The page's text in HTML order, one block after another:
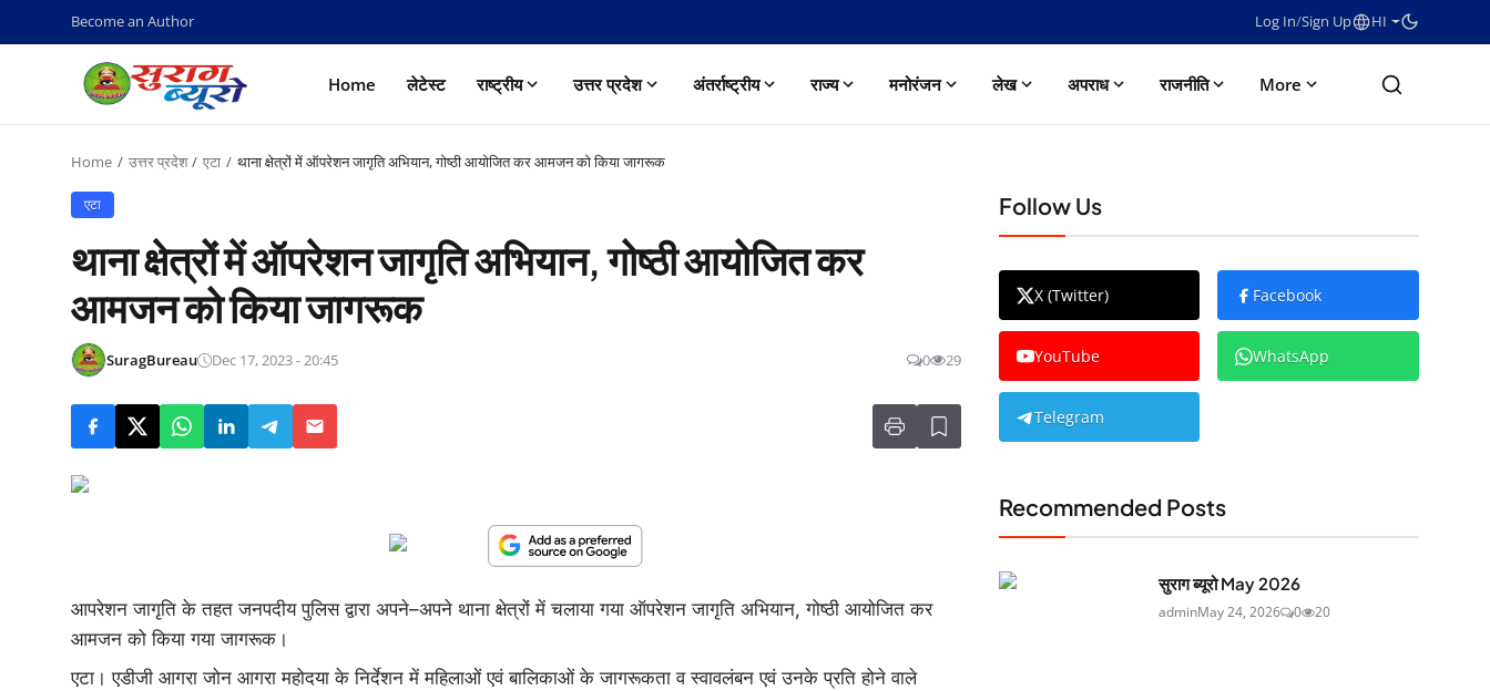
Become an Author Log In/Sign Up HI
Home लेटेस्ट राष्ट्रीय उत्तर प्रदेश अंतर्राष्ट्रीय राज्य मनोरंजन लेख अपराध राजनीति More
Home उत्तर प्रदेश एटा थाना क्षेत्रों में ऑपरेशन जागृति अभियान, गोष्ठी आयोजित कर आमजन को किया जागरूक
एटा
थाना क्षेत्रों में ऑपरेशन जागृति अभियान, गोष्ठी आयोजित कर
आमजन को किया जागरूक
SuragBureau Dec 17, 2023 - 20:45 0 29
आपरेशन जागृति के तहत जनपदीय पुलिस द्वारा अपने–अपने थाना क्षेत्रों में चलाया गया ऑपरेशन जागृति अभियान, गोष्ठी आयोजित कर
आमजन को किया गया जागरूक।
एटा। एडीजी आगरा जोन आगरा महोदया के निर्देशन में महिलाओं एवं बालिकाओं के जागरूकता व स्वावलंबन एवं उनके प्रति होने वाले
Follow Us
X (Twitter) Facebook
YouTube WhatsApp
Telegram
Recommended Posts
सुराग ब्यूरो May 2026
adminMay 24, 2026 0 20